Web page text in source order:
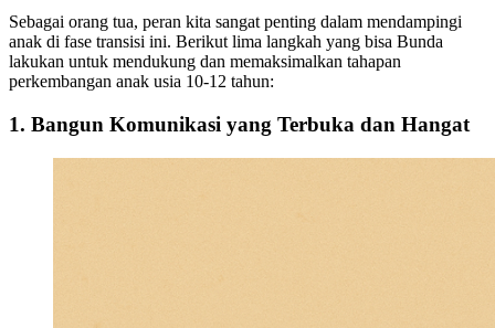
Sebagai orang tua, peran kita sangat penting dalam mendampingi
anak di fase transisi ini. Berikut lima langkah yang bisa Bunda
lakukan untuk mendukung dan memaksimalkan tahapan
perkembangan anak usia 10-12 tahun:
1. Bangun Komunikasi yang Terbuka dan Hangat